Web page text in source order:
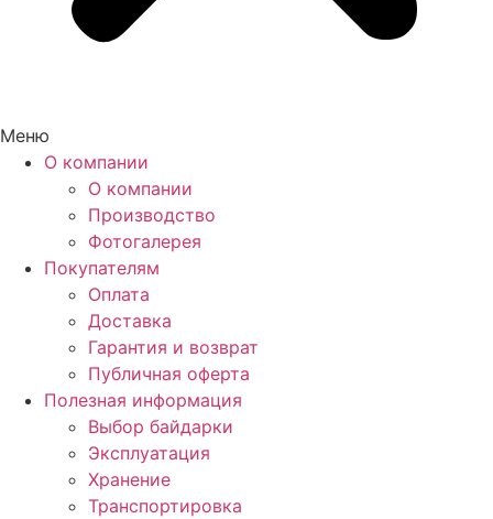
Меню
О компании
О компании
Производство
Фотогалерея
Покупателям
Оплата
Доставка
Гарантия и возврат
Публичная оферта
Полезная информация
Выбор байдарки
Эксплуатация
Хранение
Транспортировка